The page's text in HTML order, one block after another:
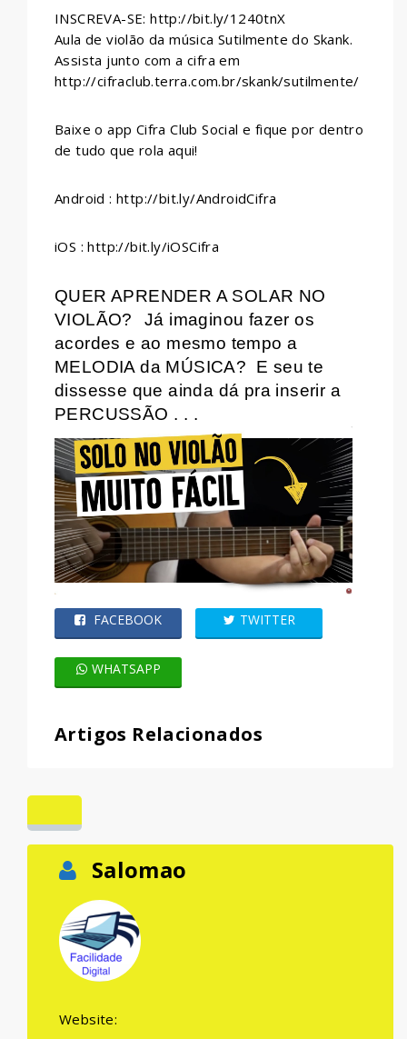
INSCREVA-SE: http://bit.ly/1240tnX
Aula de violão da música Sutilmente do Skank.
Assista junto com a cifra em
http://cifraclub.terra.com.br/skank/sutilmente/
Baixe o app Cifra Club Social e fique por dentro
de tudo que rola aqui!
Android : http://bit.ly/AndroidCifra
iOS : http://bit.ly/iOSCifra
QUER APRENDER A SOLAR NO
VIOLÃO?
Já imaginou fazer os
acordes e ao mesmo tempo a
MELODIA da MÚSICA? E seu te
dissesse que ainda dá pra inserir a
PERCUSSÃO . . .
FACEBOOK TWITTER
WHATSAPP
Artigos Relacionados
Salomao
Website: